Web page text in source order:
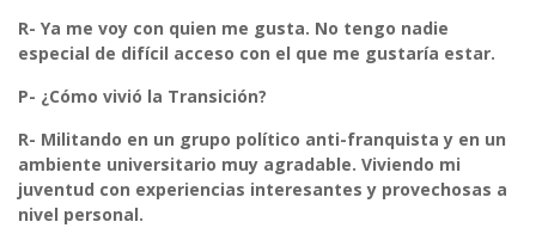
R- Ya me voy con quien me gusta. No tengo nadie
especial de difícil acceso con el que me gustaría estar.
P- ¿Cómo vivió la Transición?
R- Militando en un grupo político anti-franquista y en un
ambiente universitario muy agradable. Viviendo mi
juventud con experiencias interesantes y provechosas a
nivel personal.